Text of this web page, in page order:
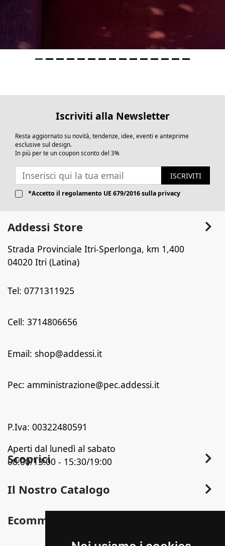
Iscriviti alla Newsletter
Resta aggiornato su novità, tendenze, idee, eventi e anteprime
esclusive sul design.
In più per te un coupon sconto del 3%
ISCRIVITI
*Accetto il regolamento UE 679/2016sulla privacy
Addessi Store
Strada Provinciale Itri-Sperlonga, km 1,400
04020 Itri (Latina)
Tel: 0771311925
Cell: 3714806656
Email: shop@addessi.it
Pec: amministrazione@pec.addessi.it
P.Iva: 00322480591
Aperti dal lunedì al sabato
08:00/13:00 - 15:30/19:00
Scoprici
Chi Siamo
Termini e Privacy
Il Nostro Catalogo
Ecommerce